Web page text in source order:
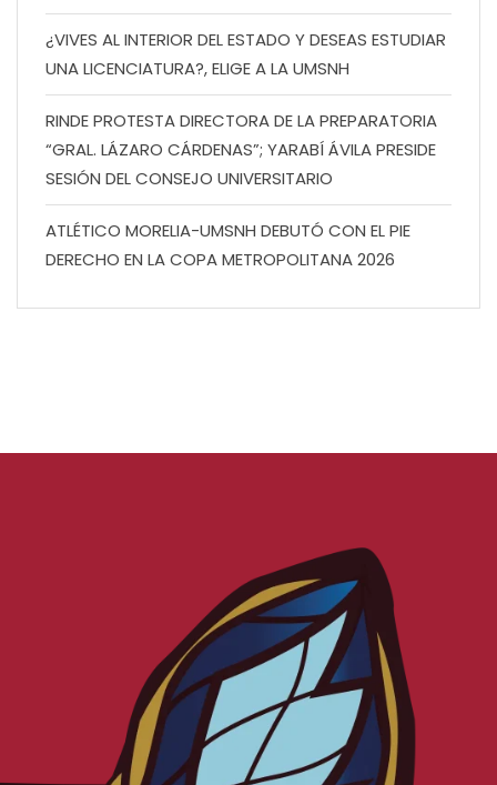
¿VIVES AL INTERIOR DEL ESTADO Y DESEAS ESTUDIAR
UNA LICENCIATURA?, ELIGE A LA UMSNH
RINDE PROTESTA DIRECTORA DE LA PREPARATORIA
“GRAL. LÁZARO CÁRDENAS”; YARABÍ ÁVILA PRESIDE
SESIÓN DEL CONSEJO UNIVERSITARIO
ATLÉTICO MORELIA-UMSNH DEBUTÓ CON EL PIE
DERECHO EN LA COPA METROPOLITANA 2026